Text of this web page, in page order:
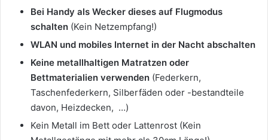
Bei Handy als Wecker dieses auf Flugmodus
schalten (Kein Netzempfang!)
WLAN und mobiles Internet in der Nacht abschalten
Keine metallhaltigen Matratzen oder
Bettmaterialien verwenden (Federkern,
Taschenfederkern, Silberfäden oder -bestandteile
davon, Heizdecken, …)
Kein Metall im Bett oder Lattenrost (Kein